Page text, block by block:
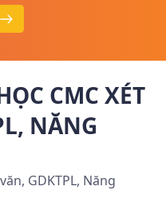
CMC XÉT
NĂNG
GDKTPL, Năng